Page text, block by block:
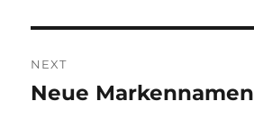
NEXT
Next
Neue Markennamen